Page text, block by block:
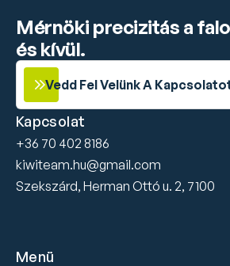
Mérnöki precizitás a
és kívül.
Vedd Fel Velünk A
Kapcsolat
+36 70 402 8186
kiwiteam.hu@gmail.com
Szekszárd, Herman Ottó u. 2, 7100
Menü